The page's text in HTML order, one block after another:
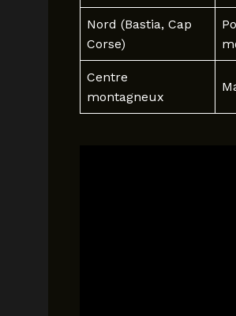
Nord (Bastia, Cap
Corse)
Centre
montagneux